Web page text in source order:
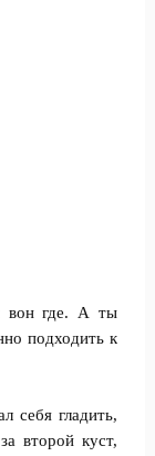
вон где. А ты
подходить к
себя гладить,
второй куст,